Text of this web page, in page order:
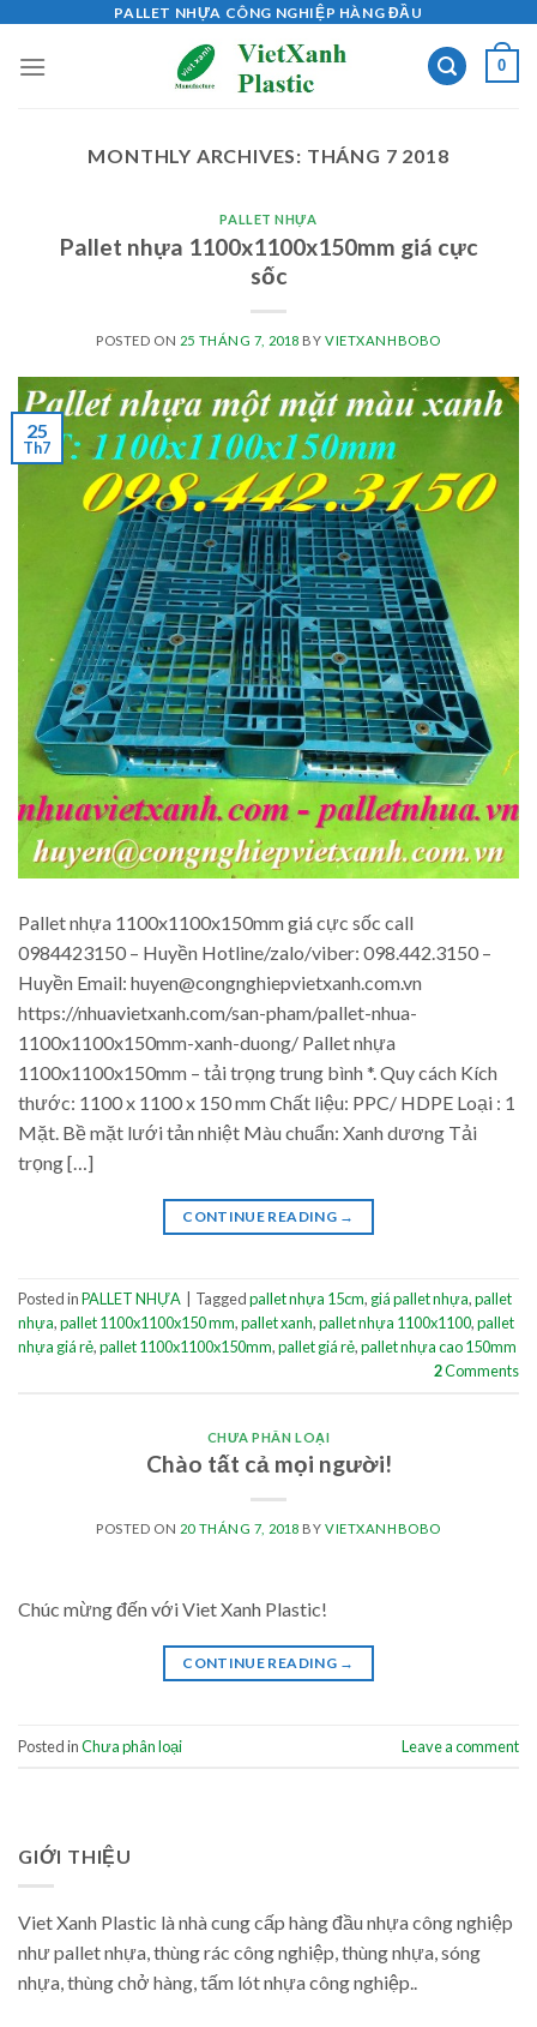
content
PALLET NHỰA CÔNG NGHIỆP HÀNG ĐẦU
0
MONTHLY ARCHIVES: THÁNG 7 2018
PALLET NHỰA
Pallet nhựa 1100x1100x150mm giá cực
sốc
POSTED ON 25 THÁNG 7, 2018 BYVIETXANHBOBO
25
Th7
Pallet nhựa 1100x1100x150mm giá cực sốc call
0984423150 – Huyền Hotline/zalo/viber: 098.442.3150 –
Huyền Email: huyen@congnghiepvietxanh.com.vn
https://nhuavietxanh.com/san-pham/pallet-nhua-
1100x1100x150mm-xanh-duong/ Pallet nhựa
1100x1100x150mm – tải trọng trung bình *. Quy cách Kích
thước: 1100 x 1100 x 150 mm Chất liệu: PPC/ HDPE Loại : 1
Mặt. Bề mặt lưới tản nhiệt Màu chuẩn: Xanh dương Tải
trọng […]
CONTINUE READING →
Posted inPALLET NHỰA Taggedpallet nhựa 15cm, giá pallet nhựa,pallet
nhựa,pallet 1100x1100x150 mm,pallet xanh,pallet nhựa 1100x1100,pallet
nhựa giá rẻ,pallet 1100x1100x150mm,pallet giá rẻ,pallet nhựa cao 150mm
2Comments
CHƯA PHÂN LOẠI
Chào tất cả mọi người!
POSTED ON 20 THÁNG 7, 2018 BYVIETXANHBOBO
Chúc mừng đến với Viet Xanh Plastic!
CONTINUE READING →
Posted inChưa phân loại Leave a comment
GIỚI THIỆU
Viet Xanh Plastic là nhà cung cấp hàng đầu nhựa công nghiệp
như pallet nhựa, thùng rác công nghiệp, thùng nhựa, sóng
nhựa, thùng chở hàng, tấm lót nhựa công nghiệp..